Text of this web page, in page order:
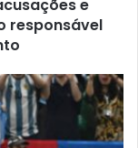
e
responsável